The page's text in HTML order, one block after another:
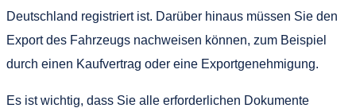
Deutschland registriert ist. Darüber hinaus müssen Sie den
Export des Fahrzeugs nachweisen können, zum Beispiel
durch einen Kaufvertrag oder eine Exportgenehmigung.
Es ist wichtig, dass Sie alle erforderlichen Dokumente